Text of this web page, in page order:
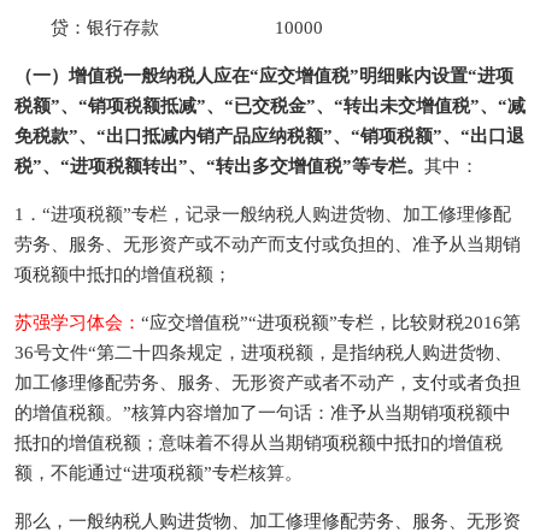
贷：银行存款 10000
（一）增值税一般纳税人应在“应交增值税”明细账内设置“进项
税额”、“销项税额抵减”、“已交税金”、“转出未交增值税”、“减
免税款”、“出口抵减内销产品应纳税额”、“销项税额”、“出口退
税”、“进项税额转出”、“转出多交增值税”等专栏。 其中：
1．“进项税额”专栏，记录一般纳税人购进货物、加工修理修配
劳务、服务、无形资产或不动产而支付或负担的、准予从当期销
项税额中抵扣的增值税额；
苏强学习体会： “应交增值税”“进项税额”专栏，比较财税2016第
36号文件“第二十四条规定，进项税额，是指纳税人购进货物、
加工修理修配劳务、服务、无形资产或者不动产，支付或者负担
的增值税额。”核算内容增加了一句话：准予从当期销项税额中
抵扣的增值税额；意味着不得从当期销项税额中抵扣的增值税
额，不能通过“进项税额”专栏核算。
那么，一般纳税人购进货物、加工修理修配劳务、服务、无形资